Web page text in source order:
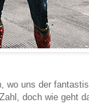
uns der
doch wie geht